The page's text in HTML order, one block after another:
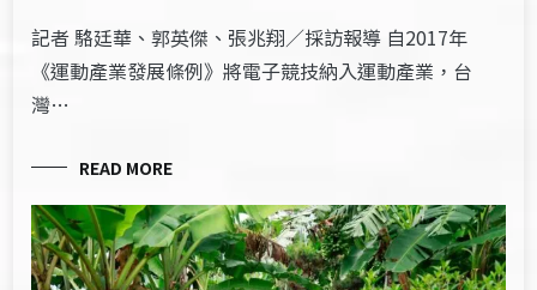
記者 駱廷華、郭英傑、張兆翔／採訪報導 自2017年
《運動產業發展條例》將電子競技納入運動產業，台
灣…
READ MORE